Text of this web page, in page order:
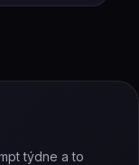
týdne a to